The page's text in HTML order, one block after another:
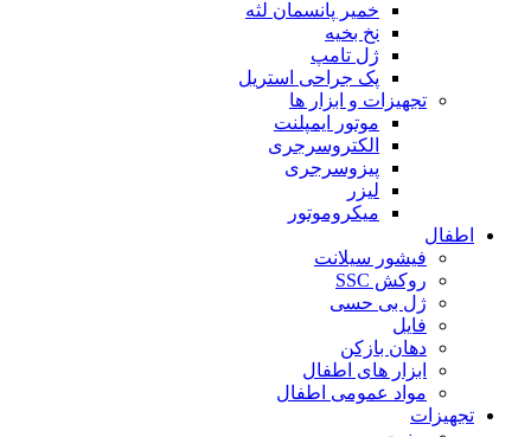
خمیر پانسمان لثه
نخ بخیه
ژل تامپ
پک جراحی استریل
تجهیزات و ابزار ها
موتور ایمپلنت
الکتروسرجری
پیزوسرجری
لیزر
میکروموتور
اطفال
فیشور سیلانت
روکش SSC
ژل بی حسی
فایل
دهان بازکن
ابزار های اطفال
مواد عمومی اطفال
تجهیزات